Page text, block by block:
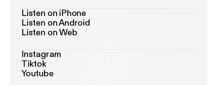
Listen on iPhone
Listen on Android
Listen on Web
Instagram
Tiktok
Youtube